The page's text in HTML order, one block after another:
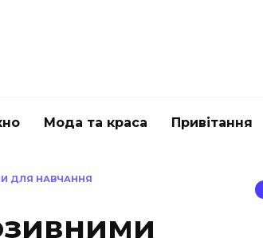
Мода та краса Привітання
ДЛЯ НАВЧАННЯ